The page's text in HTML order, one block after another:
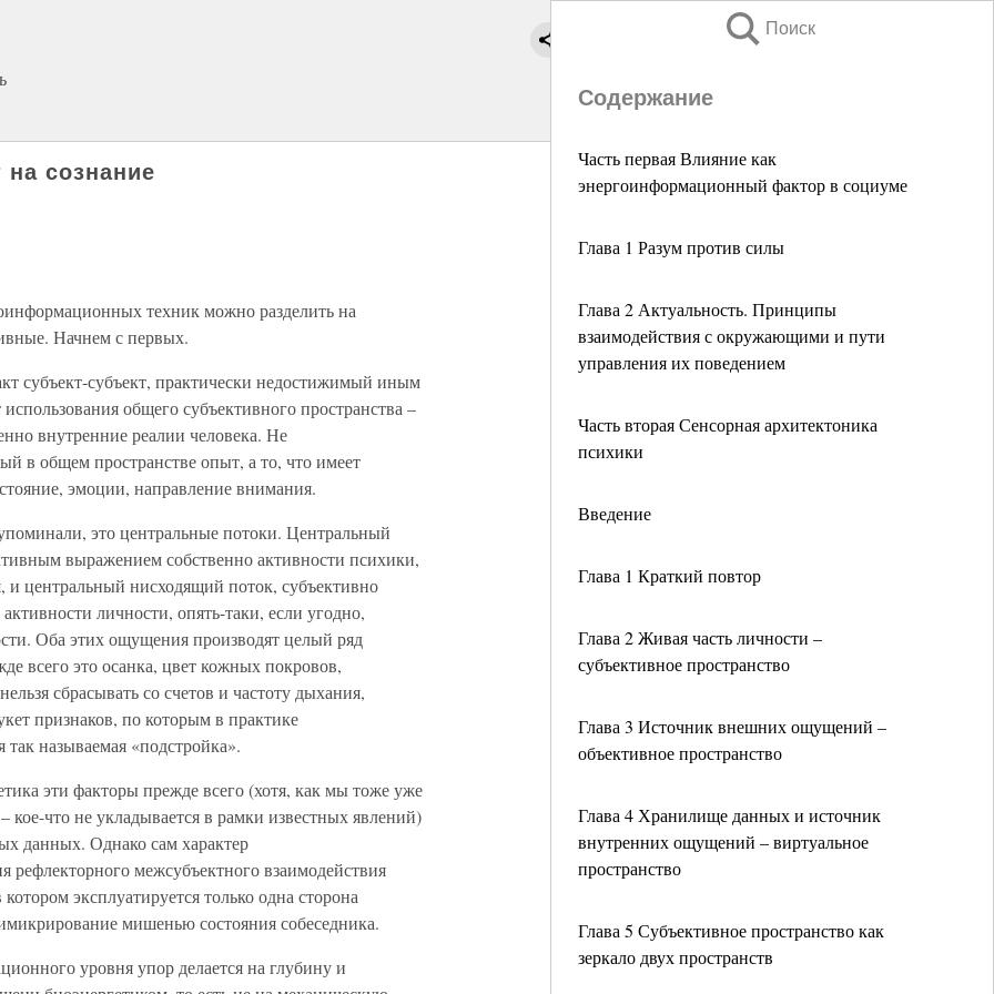
Поиск
Содержание
Часть первая Влияние как
энергоинформационный фактор в социуме
Глава 1 Разум против силы
Глава 2 Актуальность. Принципы
взаимодействия с окружающими и пути
управления их поведением
Часть вторая Сенсорная архитектоника
психики
Введение
Глава 1 Краткий повтор
Глава 2 Живая часть личности –
субъективное пространство
Глава 3 Источник внешних ощущений –
объективное пространство
Глава 4 Хранилище данных и источник
внутренних ощущений – виртуальное
пространство
Глава 5 Субъективное пространство как
зеркало двух пространств
на сознание
техник можно разделить на
Начнем с первых.
субъект-субъект, практически недостижимый иным
общего субъективного пространства –
внутренние реалии человека. Не
в общем пространстве опыт, а то, что имеет
эмоции, направление внимания.
это центральные потоки. Центральный
выражением собственно активности психики,
и центральный нисходящий поток, субъективно
личности, опять-таки, если угодно,
Оба этих ощущения производят целый ряд
всего это осанка, цвет кожных покровов,
сбрасывать со счетов и частоту дыхания,
признаков, по которым в практике
называемая «подстройка».
эти факторы прежде всего (хотя, как мы тоже уже
кое-что не укладывается в рамки известных явлений)
данных. Однако сам характер
рефлекторного межсубъектного взаимодействия
эксплуатируется только одна сторона
мишенью состояния собеседника.
уровня упор делается на глубину и